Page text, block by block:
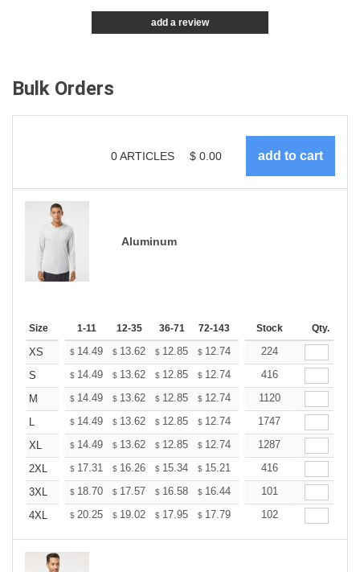
add a review
Bulk Orders
0ARTICLES $ 0.00
Aluminum
Size 1-11 12-35 36-71 72-143 144-287 288 + More
Stock Qty.
XS $ 14.49 $ 13.62 $ 12.85 $ 12.74 12.52
224
S
$ 14.49 $ 13.62 $ 12.85 $ 12.74 12.52
416
M
$ 14.49 $ 13.62 $ 12.85 $ 12.74 12.52
1120
L
$ 14.49 $ 13.62 $ 12.85 $ 12.74 12.52
1747
XL
$ 14.49 $ 13.62 $ 12.85 $ 12.74 12.52
1287
2XL
$ 17.31 $ 16.26 $ 15.34 $ 15.21 14.95
416
3XL
$ 18.70 $ 17.57 $ 16.58 $ 16.44 16.15
101
4XL
$ 20.25 $ 19.02 $ 17.95 $ 17.79 17.49
102